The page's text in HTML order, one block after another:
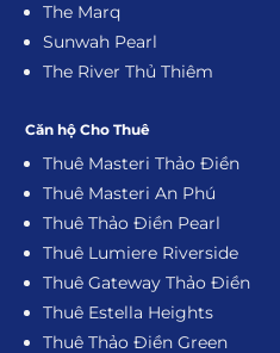
The Marq
Sunwah Pearl
The River Thủ Thiêm
Căn hộ Cho Thuê
Thuê Masteri Thảo Điền
Thuê Masteri An Phú
Thuê Thảo Điền Pearl
Thuê Lumiere Riverside
Thuê Gateway Thảo Điền
Thuê Estella Heights
Thuê Thảo Điền Green